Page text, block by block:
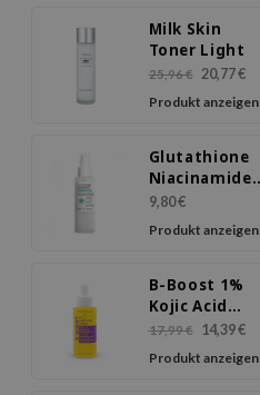
Milk Skin
Toner Light
25,96 € 20,77 €
Produkt anzeigen
Glutathione
Niacinamide
Mist Essence
9,80 €
Produkt anzeigen
B-Boost 1%
Kojic Acid
Serum
17,99 €
14,39 €
Produkt anzeigen